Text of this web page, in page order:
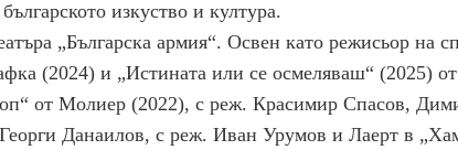
изкуство и култура.
„Българска армия“. Освен като режисьор на
(2024) и „Истината или се осмеляваш“ (2025)
от Молиер (2022), с реж. Красимир Спасов,
Данаилов, с реж. Иван Урумов и Лаерт в